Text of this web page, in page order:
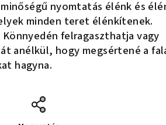
nyomtatás élénk és
minden teret élénkítenek.
Könnyedén felragaszthatja vagy
anélkül, hogy megsértené a
hagyna.